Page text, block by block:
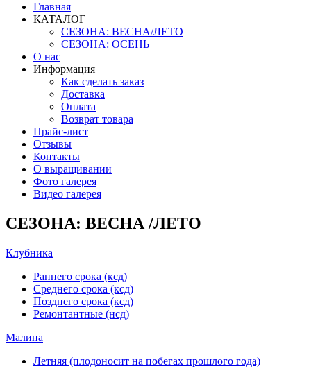
Главная
КАТАЛОГ
СЕЗОНА: ВЕСНА/ЛЕТО
СЕЗОНА: ОСЕНЬ
О нас
Информация
Как сделать заказ
Доставка
Оплата
Возврат товара
Прайс-лист
Отзывы
Контакты
О выращивании
Фото галерея
Видео галерея
СЕЗОНА: ВЕСНА /ЛЕТО
Клубника
Раннего срока (ксд)
Среднего срока (ксд)
Позднего срока (ксд)
Ремонтантные (нсд)
Малина
Летняя (плодоносит на побегах прошлого года)